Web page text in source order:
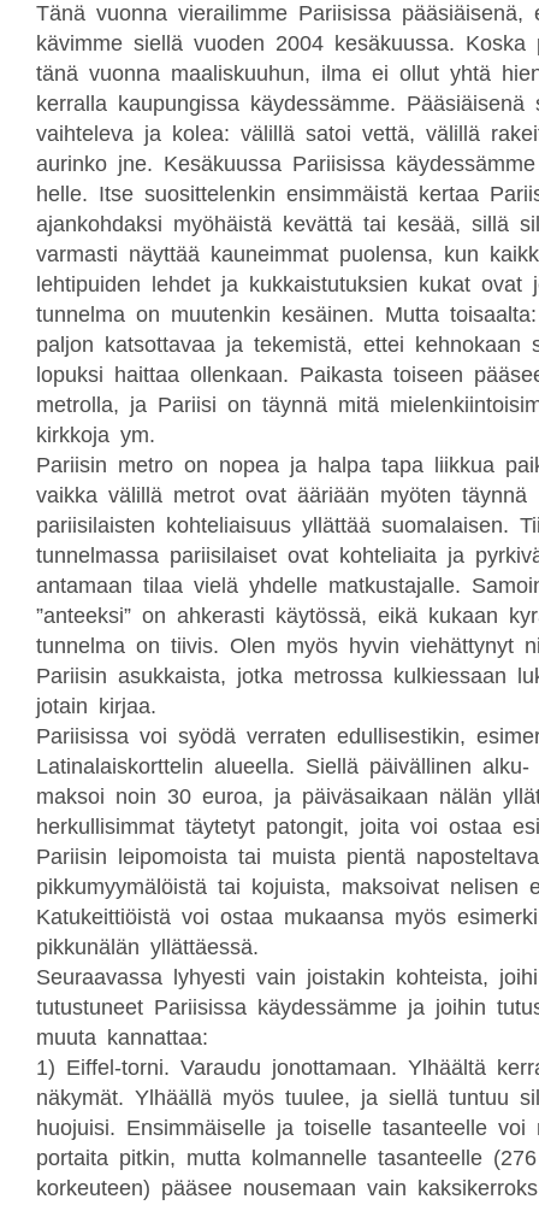
Tänä vuonna vierailimme Pariisissa pääsiäisenä,
kävimme siellä vuoden 2004 kesäkuussa. Koska
tänä vuonna maaliskuuhun, ilma ei ollut yhtä
kerralla kaupungissa käydessämme.
vaihteleva ja kolea: välillä satoi vettä, välillä
aurinko jne. Kesäkuussa Pariisissa
helle. Itse suosittelenkin ensimmäistä kertaa
ajankohdaksi myöhäistä kevättä tai kesää, sillä
varmasti näyttää kauneimmat puolensa, kun
lehtipuiden lehdet ja kukkaistutuksien kukat ovat
tunnelma on muutenkin kesäinen. Mutta
paljon katsottavaa ja tekemistä, ettei kehnokaan
lopuksi haittaa ollenkaan. Paikasta toiseen
metrolla, ja Pariisi on täynnä mitä
kirkkoja ym.
Pariisin metro on nopea ja halpa tapa liikkua
vaikka välillä metrot ovat ääriään myöten täynnä
pariisilaisten kohteliaisuus yllättää suomalaisen.
tunnelmassa pariisilaiset ovat kohteliaita ja
antamaan tilaa vielä yhdelle matkustajalle.
”anteeksi” on ahkerasti käytössä, eikä kukaan
tunnelma on tiivis. Olen myös hyvin viehättynyt
Pariisin asukkaista, jotka metrossa kulkiessaan
jotain kirjaa.
Pariisissa voi syödä verraten edullisestikin,
Latinalaiskorttelin alueella. Siellä päivällinen
maksoi noin 30 euroa, ja päiväsaikaan nälän
herkullisimmat täytetyt patongit, joita voi ostaa
Pariisin leipomoista tai muista pientä
pikkumyymälöistä tai kojuista, maksoivat nelisen
Katukeittiöistä voi ostaa mukaansa myös
pikkunälän yllättäessä.
Seuraavassa lyhyesti vain joistakin kohteista,
tutustuneet Pariisissa käydessämme ja joihin
muuta kannattaa:
1) Eiffel-torni. Varaudu jonottamaan. Ylhäältä
näkymät. Ylhäällä myös tuulee, ja siellä tuntuu
huojuisi. Ensimmäiselle ja toiselle tasanteelle voi
portaita pitkin, mutta kolmannelle tasanteelle (
korkeuteen) pääsee nousemaan vain